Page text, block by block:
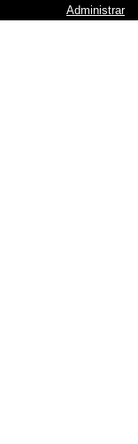
Administrar